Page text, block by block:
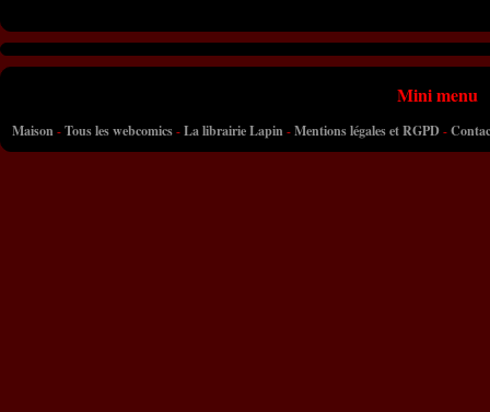
Mini menu
Maison-Tous les webcomics-La librairie Lapin-Mentions légales et RGPD-